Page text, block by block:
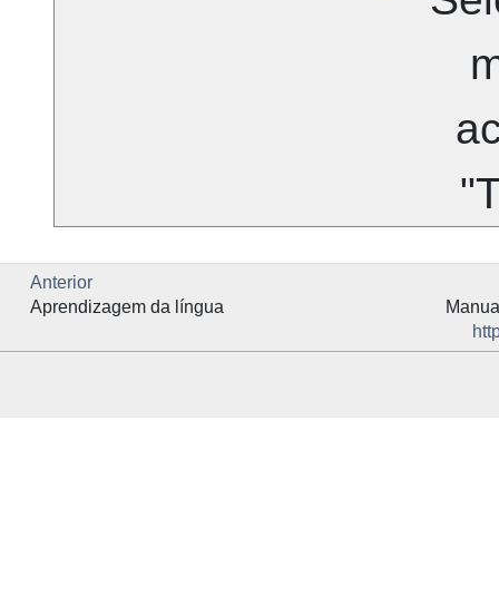
Anterior
Aprendizagem da língua